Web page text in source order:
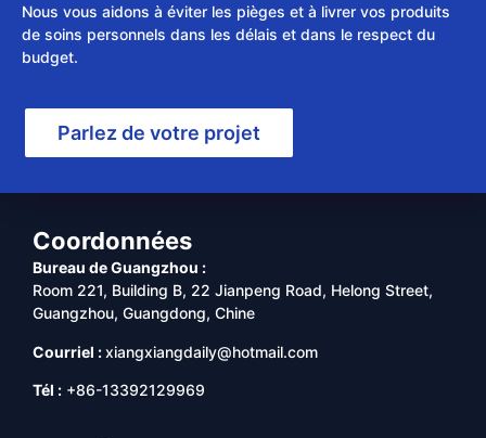
Nous vous aidons à éviter les pièges et à livrer vos produits
de soins personnels dans les délais et dans le respect du
budget.
Parlez de votre projet
Coordonnées
Bureau de Guangzhou :
Room 221, Building B, 22 Jianpeng Road, Helong Street,
Guangzhou, Guangdong, Chine
Courriel :xiangxiangdaily@hotmail.com
Tél : +86-13392129969